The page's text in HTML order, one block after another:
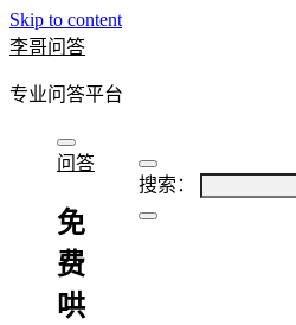
Skip to content
李哥问答
专业问答平台
搜索：
问答
免
费
哄